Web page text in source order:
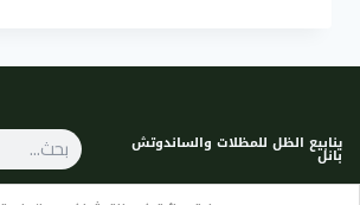
ينابيع الظل للمظلات والساندوتش
بانل